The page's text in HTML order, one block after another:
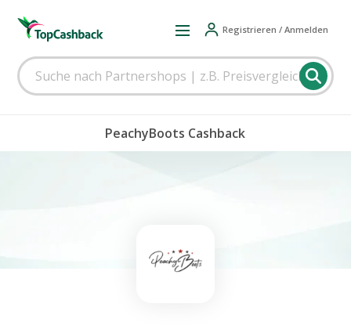
Registrieren / Anmelden
PeachyBoots Cashback